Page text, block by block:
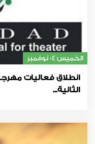
الخميس 04 نوفمبر
انطلاق فعاليات
الثانية...